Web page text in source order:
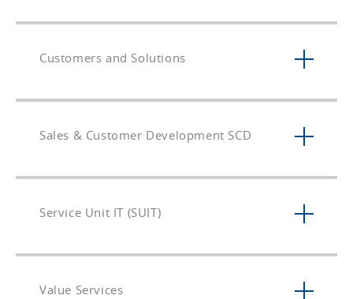
Customers and Solutions
Sales & Customer Development SCD
Service Unit IT (SUIT)
Value Services